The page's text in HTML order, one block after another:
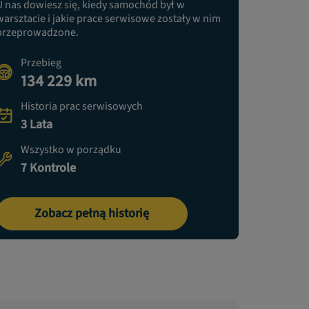
nas dowiesz się, kiedy samochód był w
i jakie prace serwisowe zostały w nim
Przebieg
134 229 km
Historia prac serwisowych
3 Lata
Wszystko w porządku
7 Kontrole
Zobacz pełną historię